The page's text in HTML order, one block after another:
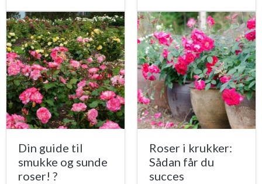
Din guide til
smukke og sunde
roser! ?
Roser i krukker:
Sådan får du
succes